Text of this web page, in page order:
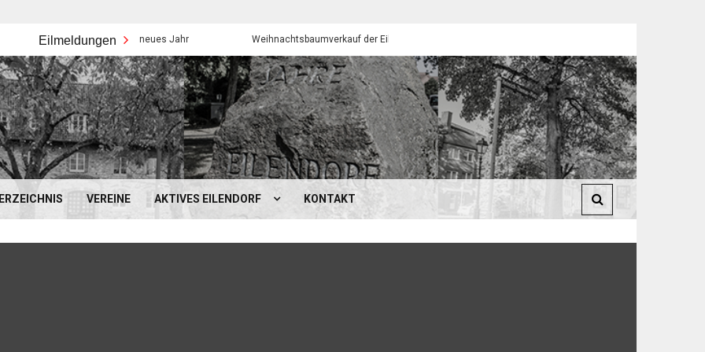
Eilmeldungen
Frohes neues Jahr Weihnachtsbaumverkauf der Eilendorfer Pfadfinder
VEREINE AKTIVES EILENDORF KONTAKT